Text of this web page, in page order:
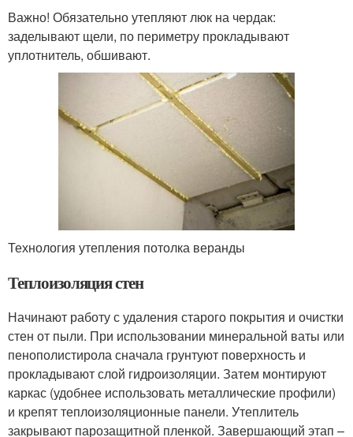
Важно! Обязательно утепляют люк на чердак:
заделывают щели, по периметру прокладывают
уплотнитель, обшивают.
Технология утепления потолка веранды
Теплоизоляция стен
Начинают работу с удаления старого покрытия и очистки
стен от пыли. При использовании минеральной ваты или
пенополистирола сначала грунтуют поверхность и
прокладывают слой гидроизоляции. Затем монтируют
каркас (удобнее использовать металлические профили)
и крепят теплоизоляционные панели. Утеплитель
закрывают парозащитной пленкой. Завершающий этап –